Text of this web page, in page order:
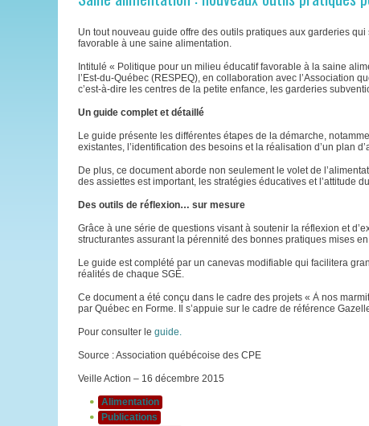
Un tout nouveau guide offre des outils pratiques aux garderies
favorable à une saine alimentation.
Intitulé « Politique pour un milieu éducatif favorable à la saine
l’Est-du-Québec (RESPEQ), en collaboration avec l’Association
c’est-à-dire les centres de la petite enfance, les garderies
Un guide complet et détaillé
Le guide présente les différentes étapes de la démarche,
existantes, l’identification des besoins et la réalisation d’un plan
De plus, ce document aborde non seulement le volet de
des assiettes est important, les stratégies éducatives et l’attitude
Des outils de réflexion… sur mesure
Grâce à une série de questions visant à soutenir la réflexion et
structurantes assurant la pérennité des bonnes pratiques mises
Le guide est complété par un canevas modifiable qui facilitera
réalités de chaque SGÉ.
Ce document a été conçu dans le cadre des projets « À nos
par Québec en Forme. Il s’appuie sur le cadre de référence
Pour consulter le guide.
Source : Association québécoise des CPE
Veille Action – 16 décembre 2015
Alimentation
Publications